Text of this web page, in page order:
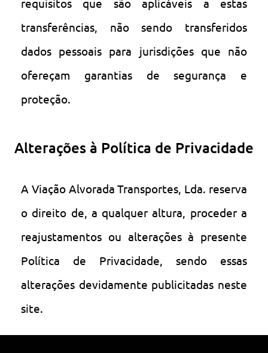
transferências, não sendo transferidos
dados pessoais para jurisdições que não
ofereçam garantias de segurança e
proteção.
Alterações à Política de Privacidade
A Viação Alvorada Transportes, Lda. reserva
o direito de, a qualquer altura, proceder a
reajustamentos ou alterações à presente
Política de Privacidade, sendo essas
alterações devidamente publicitadas neste
site.